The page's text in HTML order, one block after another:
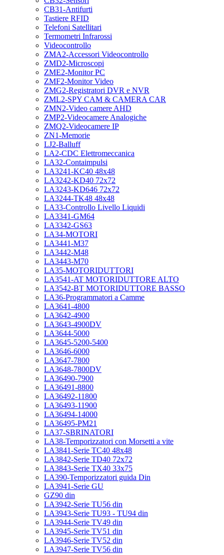
CB31-Antifurti
Tastiere RFID
Telefoni Satellitari
Termometri Infrarossi
Videocontrollo
ZMA2-Accessori Videocontrollo
ZMD2-Microscopi
ZME2-Monitor PC
ZMF2-Monitor Video
ZMG2-Registratori DVR e NVR
ZML2-SPY CAM & CAMERA CAR
ZMN2-Video camere AHD
ZMP2-Videocamere Analogiche
ZMQ2-Videocamere IP
ZN1-Memorie
LJ2-Balluff
LA2-CDC Elettromeccanica
LA32-Contaimpulsi
LA3241-KC40 48x48
LA3242-KD40 72x72
LA3243-KD646 72x72
LA3244-TK48 48x48
LA33-Controllo Livello Liquidi
LA3341-GM64
LA3342-GS63
LA34-MOTORI
LA3441-M37
LA3442-M48
LA3443-M70
LA35-MOTORIDUTTORI
LA3541-AT MOTORIDUTTORE ALTO
LA3542-BT MOTORIDUTTORE BASSO
LA36-Programmatori a Camme
LA3641-4800
LA3642-4900
LA3643-4900DV
LA3644-5000
LA3645-5200-5400
LA3646-6000
LA3647-7800
LA3648-7800DV
LA36490-7900
LA36491-8800
LA36492-11800
LA36493-11900
LA36494-14000
LA36495-PM21
LA37-SBRINATORI
LA38-Temporizzatori con Morsetti a vite
LA3841-Serie TC40 48x48
LA3842-Serie TD40 72x72
LA3843-Serie TX40 33x75
LA390-Temporizzatori guida Din
LA3941-Serie GU
GZ90 din
LA3942-Serie TU56 din
LA3943-Serie TU93 - TU94 din
LA3944-Serie TV49 din
LA3945-Serie TV51 din
LA3946-Serie TV52 din
LA3947-Serie TV56 din